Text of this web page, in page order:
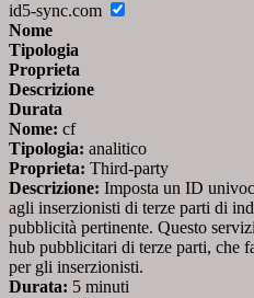
id5-sync.com
Nome
Tipologia
Proprieta
Descrizione
Durata
Nome: cf
Tipologia: analitico
Proprieta: Third-party
Descrizione: Imposta un ID
agli inserzionisti di terze parti di
pubblicità pertinente. Questo
hub pubblicitari di terze parti, che
per gli inserzionisti.
Durata: 5 minuti